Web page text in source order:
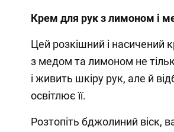
Крем для рук з лимоном і
Цей розкішний і насичений
з медом та лимоном не
і живить шкіру рук, але й
освітлює її.
Розтопіть бджолиний віск,